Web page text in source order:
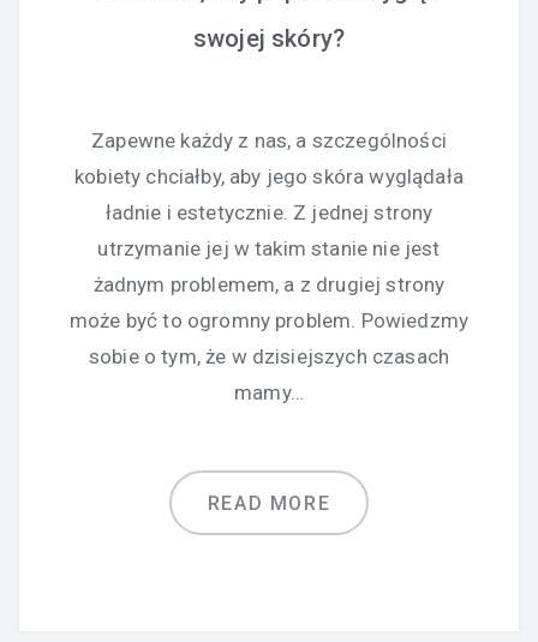
swojej skóry?
Zapewne każdy z nas, a szczególności
kobiety chciałby, aby jego skóra wyglądała
ładnie i estetycznie. Z jednej strony
utrzymanie jej w takim stanie nie jest
żadnym problemem, a z drugiej strony
może być to ogromny problem. Powiedzmy
sobie o tym, że w dzisiejszych czasach
mamy…
READ MORE